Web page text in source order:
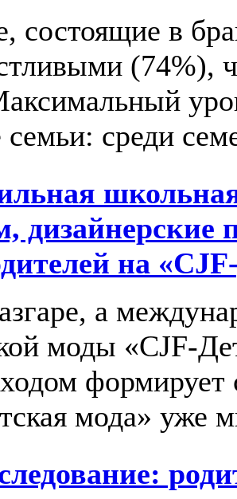
состоящие в
(74%),
среди
дизайнерские
на
а
моды «CJF-
формирует
мода» уже